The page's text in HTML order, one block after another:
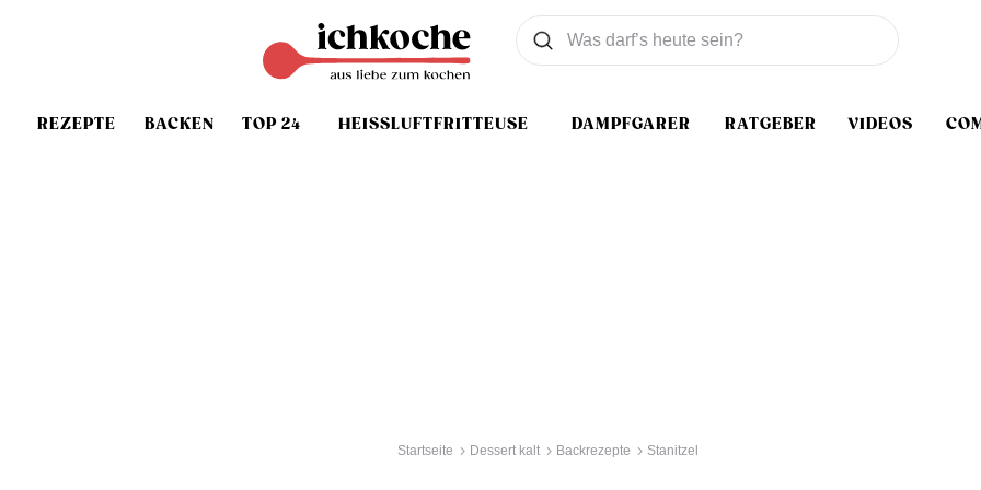
REZEPTE BACKEN TOP 24 HEISSLUFTFRITTEUSE DAMPFGARER RATGEBER VIDEOS
Was wollen Sie suchen
Suchen
Startseite Dessert kalt Backrezepte Stanitzel